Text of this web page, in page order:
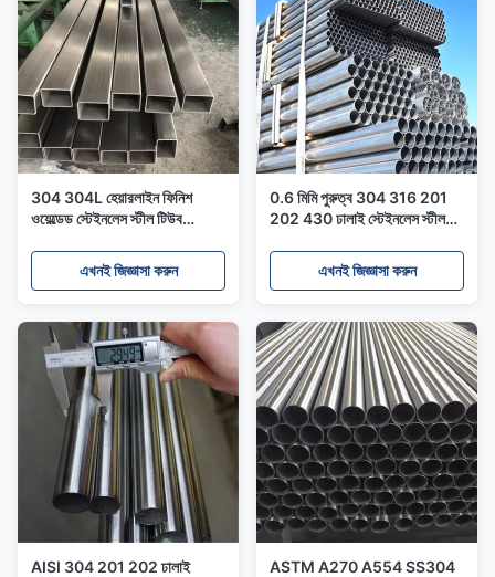
304 304L হেয়ারলাইন ফিনিশ
ওয়েল্ডেড স্টেইনলেস স্টীল টিউব
ডেকোরেশনের জন্য
এখনই জিজ্ঞাসা করুন
0.6 মিমি পুরুত্ব 304 316 201
202 430 ঢালাই স্টেইনলেস স্টীল
এখনই জিজ্ঞাসা করুন
AISI 304 201 202 ঢালাই
ASTM A270 A554 SS304